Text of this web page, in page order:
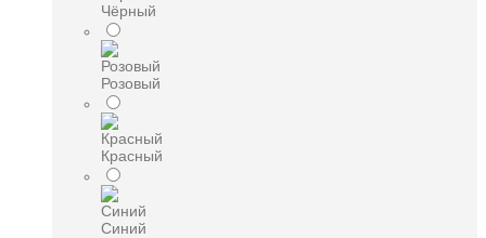
Чёрный
Розовый
Красный
Синий